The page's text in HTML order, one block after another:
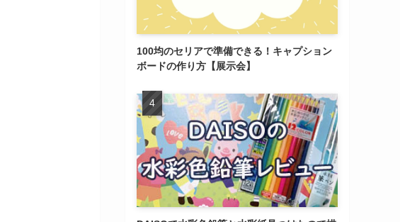
100均のセリアで準備できる！キャプション
ボードの作り方【展示会】